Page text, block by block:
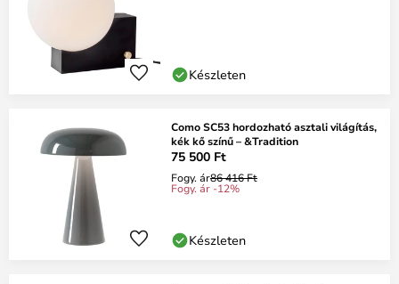
Készleten
Como SC53 hordozható asztali világítás,
kék kő színű – &Tradition
75 500 Ft
Fogy. ár86 416 Ft
Fogy. ár -12%
Készleten